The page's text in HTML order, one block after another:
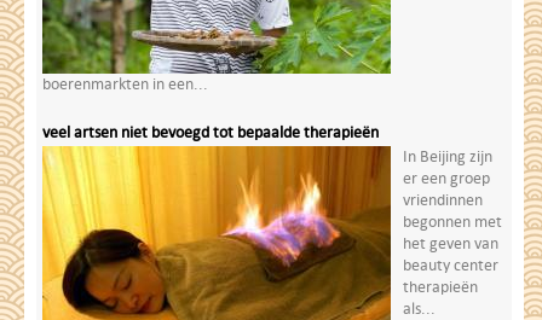
boerenmarkten in een...
veel artsen niet bevoegd tot bepaalde therapieën
In Beijing zijn
er een groep
vriendinnen
begonnen met
het geven van
beauty center
therapieën
als...